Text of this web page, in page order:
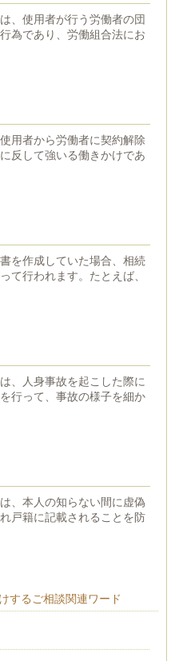
、使用者が行う労働者の団
為であり、労働組合法にお
用者から労働者に契約解除
反して強いる働きかけであ
を作成していた場合、相続
て行われます。たとえば、
、人身事故を起こした際に
行って、事故の様子を細か
、本人の知らない間に虚偽
戸籍に記載されることを防
するご相談関連ワード